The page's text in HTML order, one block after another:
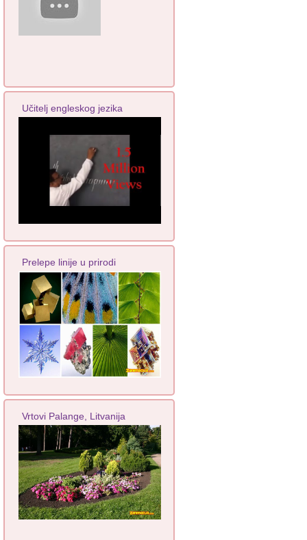
Učitelj engleskog jezika
Prelepe linije u prirodi
Vrtovi Palange, Litvanija